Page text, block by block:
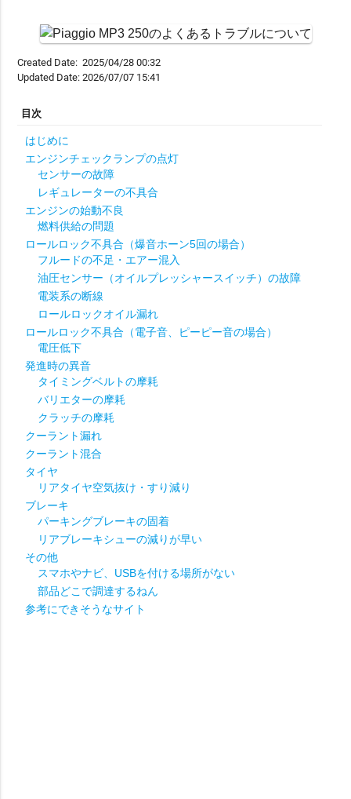
Created Date: 2025/04/28 00:32
Updated Date: 2026/07/07 15:41
はじめに
エンジンチェックランプの点灯
センサーの故障
レギュレーターの不具合
エンジンの始動不良
燃料供給の問題
ロールロック不具合（爆音ホーン5回の場合）
フルードの不足・エアー混入
油圧センサー（オイルプレッシャースイッチ）の故障
電装系の断線
ロールロックオイル漏れ
ロールロック不具合（電子音、ピーピー音の場合）
電圧低下
発進時の異音
タイミングベルトの摩耗
バリエターの摩耗
クラッチの摩耗
クーラント漏れ
クーラント混合
タイヤ
リアタイヤ空気抜け・すり減り
ブレーキ
パーキングブレーキの固着
リアブレーキシューの減りが早い
その他
スマホやナビ、USBを付ける場所がない
部品どこで調達するねん
参考にできそうなサイト